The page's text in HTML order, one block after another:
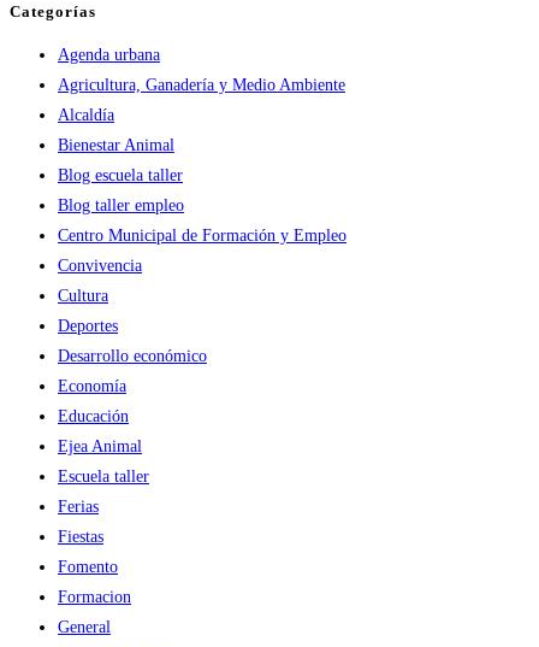
Categorías
Agenda urbana
Agricultura, Ganadería y Medio Ambiente
Alcaldía
Bienestar Animal
Blog escuela taller
Blog taller empleo
Centro Municipal de Formación y Empleo
Convivencia
Cultura
Deportes
Desarrollo económico
Economía
Educación
Ejea Animal
Escuela taller
Ferias
Fiestas
Fomento
Formacion
General